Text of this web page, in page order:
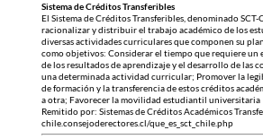
Sistema de Créditos Transferibles
El Sistema de Créditos Transferibles, denominado SCT-
racionalizar y distribuir el trabajo académico de los
diversas actividades curriculares que componen su
como objetivos: Considerar el tiempo que requiere un
de los resultados de aprendizaje y el desarrollo de las
una determinada actividad curricular; Promover la
de formación y la transferencia de estos créditos
a otra; Favorecer la movilidad estudiantil universitaria
Remitido por: Sistemas de Créditos Académicos
chile.consejoderectores.cl/que_es_sct_chile.php